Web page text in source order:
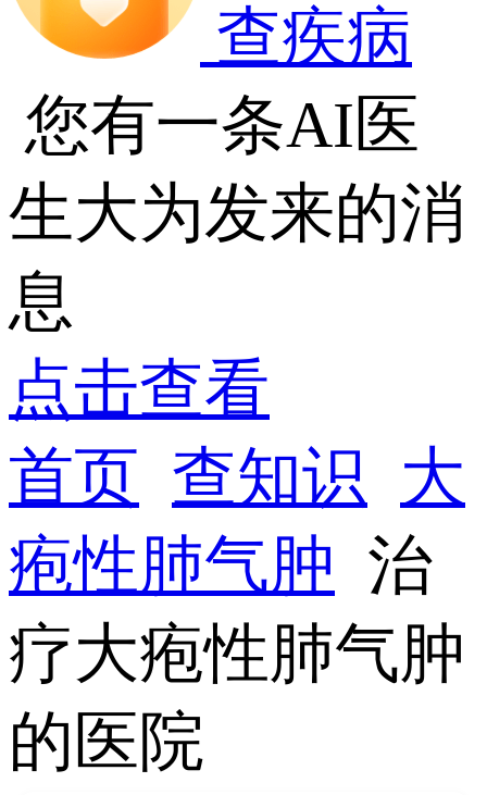
查疾病
您有一条AI医
生大为发来的消
息
点击查看
首页 查知识 大
疱性肺气肿 治
疗大疱性肺气肿
的医院